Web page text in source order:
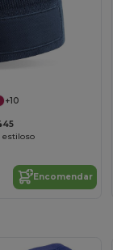
+10
estiloso
Encomendar